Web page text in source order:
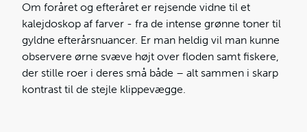
Om foråret og efteråret er rejsende vidne til et
kalejdoskop af farver - fra de intense grønne toner til
gyldne efterårsnuancer. Er man heldig vil man kunne
observere ørne svæve højt over floden samt fiskere,
der stille roer i deres små både – alt sammen i skarp
kontrast til de stejle klippevægge.